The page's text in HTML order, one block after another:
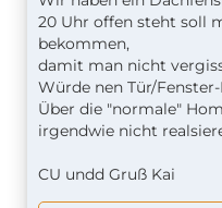
20 Uhr offen steht soll
bekommen,
damit man nicht
Würde nen Tür/
Über die "normale"
irgendwie nicht
CU undd Gruß Kai